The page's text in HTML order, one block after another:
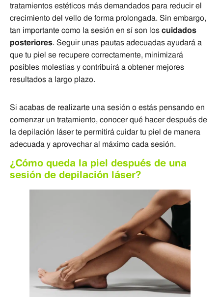
tratamientos estéticos más demandados para reducir el
crecimiento del vello de forma prolongada. Sin embargo,
tan importante como la sesión en sí son loscuidados
posteriores. Seguir unas pautas adecuadas ayudará a
que tu piel se recupere correctamente, minimizará
posibles molestias y contribuirá a obtener mejores
resultados a largo plazo.
Si acabas de realizarte una sesión o estás pensando en
comenzar un tratamiento, conocer qué hacer después de
la depilación láser te permitirá cuidar tu piel de manera
adecuada y aprovechar al máximo cada sesión.
¿Cómo queda la piel después de una
sesión de depilación láser?